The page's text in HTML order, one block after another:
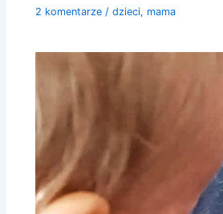
2 komentarze /dzieci, mama